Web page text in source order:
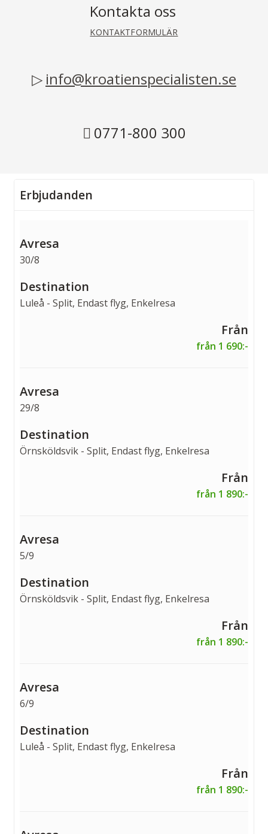
Kontakta oss
KONTAKTFORMULÄR
info@kroatienspecialisten.se
0771-800 300
Erbjudanden
30/8
Luleå - Split, Endast flyg, Enkelresa
från 1 690:-
29/8
Örnsköldsvik - Split, Endast flyg, Enkelresa
från 1 890:-
5/9
Örnsköldsvik - Split, Endast flyg, Enkelresa
från 1 890:-
6/9
Luleå - Split, Endast flyg, Enkelresa
från 1 890:-